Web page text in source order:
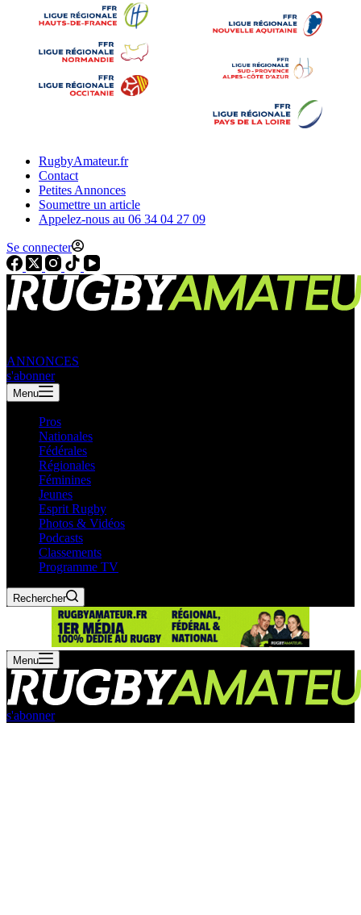
RugbyAmateur.fr
Contact
Petites Annonces
Soumettre un article
Appelez-nous au 06 34 04 27 09
Se connecter
ANNONCES
s'abonner
Menu
Pros
Nationales
Fédérales
Régionales
Féminines
Jeunes
Esprit Rugby
Photos & Vidéos
Podcasts
Classements
Programme TV
Rechercher
Menu
s'abonner